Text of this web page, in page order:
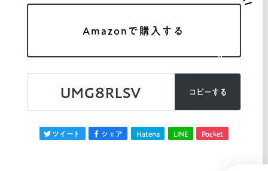
Amazonで購入する
UMG8RLSV コピーする
ツイート シェア Hatena LINE Pocket